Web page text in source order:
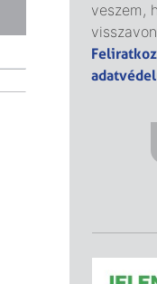
veszem,